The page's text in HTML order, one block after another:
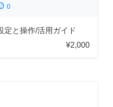
0
定と操作/活用ガイド
¥2,000